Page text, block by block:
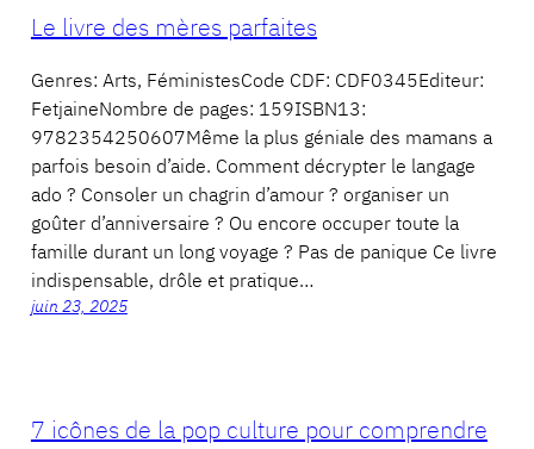
Le livre des mères parfaites
Genres: Arts, FéministesCode CDF: CDF0345Editeur:
FetjaineNombre de pages: 159ISBN13:
9782354250607Même la plus géniale des mamans a
parfois besoin d’aide. Comment décrypter le langage
ado ? Consoler un chagrin d’amour ? organiser un
goûter d’anniversaire ? Ou encore occuper toute la
famille durant un long voyage ? Pas de panique Ce livre
indispensable, drôle et pratique…
juin 23, 2025
7 icônes de la pop culture pour comprendre